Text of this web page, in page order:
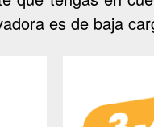
es de baja
el sitio web funcione
una experiencia web